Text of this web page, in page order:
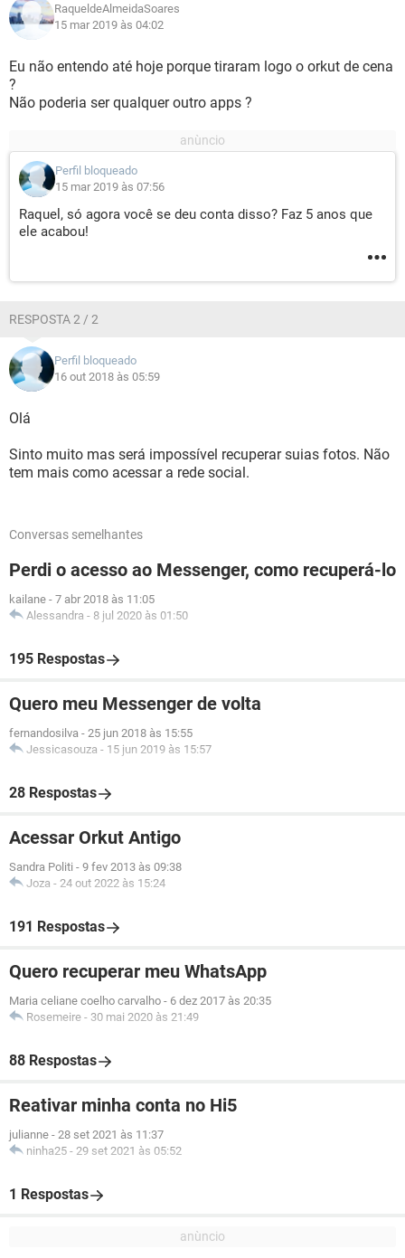
RaqueldeAlmeidaSoares
15 mar 2019 às 04:02
Eu não entendo até hoje porque tiraram logo o orkut de cena
?
Não poderia ser qualquer outro apps ?
Perfil bloqueado
15 mar 2019 às 07:56
Raquel, só agora você se deu conta disso? Faz 5 anos que
ele acabou!
RESPOSTA 2 / 2
Perfil bloqueado
16 out 2018 às 05:59
Olá
Sinto muito mas será impossível recuperar suias fotos. Não
tem mais como acessar a rede social.
Conversas semelhantes
Perdi o acesso ao Messenger, como recuperá-lo
kailane - 7 abr 2018 às 11:05
Alessandra - 8 jul 2020 às 01:50
195 Respostas
Quero meu Messenger de volta
fernandosilva - 25 jun 2018 às 15:55
Jessicasouza - 15 jun 2019 às 15:57
28 Respostas
Acessar Orkut Antigo
Sandra Politi - 9 fev 2013 às 09:38
Joza - 24 out 2022 às 15:24
191 Respostas
Quero recuperar meu WhatsApp
Maria celiane coelho carvalho - 6 dez 2017 às 20:35
Rosemeire - 30 mai 2020 às 21:49
88 Respostas
Reativar minha conta no Hi5
julianne - 28 set 2021 às 11:37
ninha25 - 29 set 2021 às 05:52
1 Respostas